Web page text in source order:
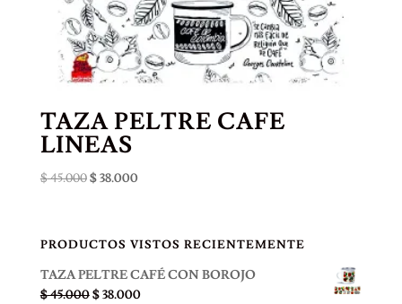
TAZA PELTRE CAFE
LINEAS
$45.000El
era:
$38.000El
es:
PRODUCTOS VISTOS RECIENTEMENTE
TAZA PELTRE CAFÉ CON BOROJO
$45.000El
$38.000El